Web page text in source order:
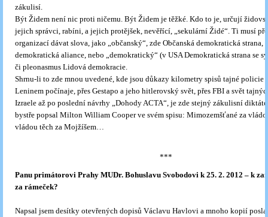
zákulisí.
Být Židem není nic proti ničemu. Být Židem je těžké. Kdo to je, určují
jejich správci, rabíni, a jejich protějšek, nevěřící, „sekulární Židé“. Ti musí
organizací dávat slova, jako „občanský“, zde Občanská demokratická strana,
demokratická aliance, nebo „demokratický“ (v USA Demokratická strana se
či pleonasmus Lidová demokracie.
Shrnu-li to zde mnou uvedené, kde jsou důkazy kilometry spisů tajné policie
Leninem počínaje, přes Gestapo a jeho hitlerovský svět, přes FBI a svět
Izraele až po poslední návrhy „Dohody ACTA“, je zde stejný zákulisní
bystře popsal Milton William Cooper ve svém spisu: Mimozemšťané za
vládou těch za Mojžíšem…
***
Panu primátorovi Prahy MUDr. Bohuslavu Svobodovi k 25. 2. 2012 – k
za rámeček?
Napsal jsem desítky otevřených dopisů Václavu Havlovi a mnoho kopií